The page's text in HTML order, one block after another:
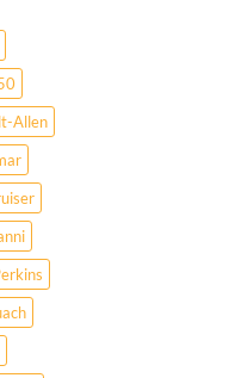
Allen